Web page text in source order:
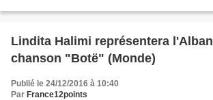
Lindita Halimi représentera
chanson "Botë" (Monde)
Publié le 24/12/2016 à 10:40
Par France12points